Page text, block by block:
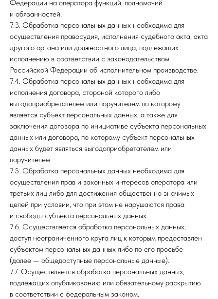
Федерации на оператора функций, полномочий
и обязанностей.
7.3. Обработка персональных данных необходима для
осуществления правосудия, исполнения судебного акта, акта
другого органа или должностного лица, подлежащих
исполнению в соответствии с законодательством
Российской Федерации об исполнительном производстве.
7.4. Обработка персональных данных необходима для
исполнения договора, стороной которого либо
выгодоприобретателем или поручителем по которому
является субъект персональных данных, а также для
заключения договора по инициативе субъекта персональных
данных или договора, по которому субъект персональных
данных будет являться выгодоприобретателем или
поручителем.
7.5. Обработка персональных данных необходима для
осуществления прав и законных интересов оператора или
третьих лиц либо для достижения общественно значимых
целей при условии, что при этом не нарушаются права
и свободы субъекта персональных данных.
7.6. Осуществляется обработка персональных данных,
доступ неограниченного круга лиц к которым предоставлен
субъектом персональных данных либо по его просьбе
(далее — общедоступные персональные данные).
7.7. Осуществляется обработка персональных данных,
подлежащих опубликованию или обязательному раскрытию
в соответствии с федеральным законом.